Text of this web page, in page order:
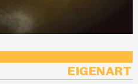
EIGENART